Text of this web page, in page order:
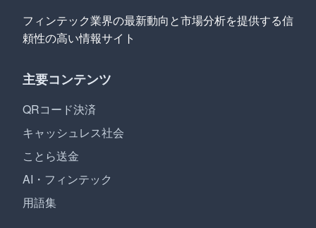
フィンテック業界の最新動向と市場分析を提供する信
頼性の高い情報サイト
主要コンテンツ
QRコード決済
キャッシュレス社会
ことら送金
AI・フィンテック
用語集